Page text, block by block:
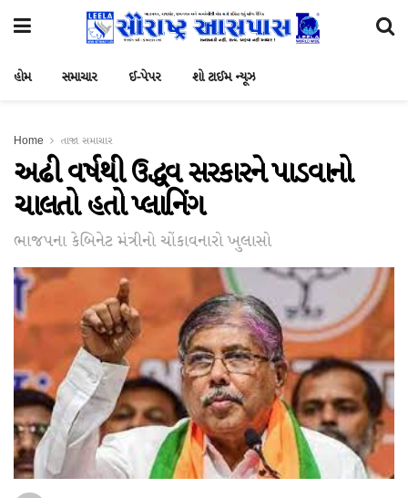
હોમ સમાચાર ઈ-પેપર શો ટાઈમ ન્યૂઝ
Home તાજા સમાચાર
અઢી વર્ષથી ઉદ્ધવ સરકારને પાડવાનો
ચાલતો હતો પ્લાનિંગ
ભાજપના કેબિનેટ મંત્રીનો ચોંકાવનારો ખુલાસો